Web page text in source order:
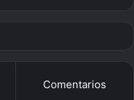
Comentarios